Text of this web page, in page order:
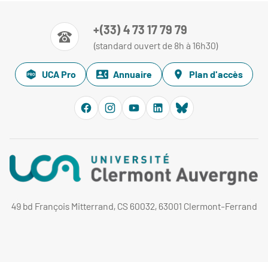
+(33) 4 73 17 79 79
(standard ouvert de 8h à 16h30)
UCA Pro Annuaire Plan d'accès
49 bd François Mitterrand, CS 60032, 63001 Clermont-Ferrand